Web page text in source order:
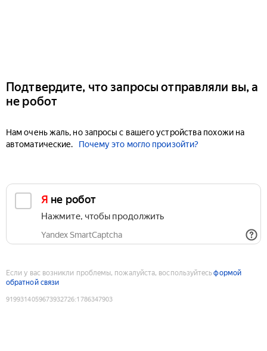
Подтвердите, что запросы отправляли вы, а
не робот
Нам очень жаль, но запросы с вашего устройства похожи на
автоматические.
Почему это могло произойти?
Я не робот
Нажмите, чтобы продолжить
Yandex SmartCaptcha
Если у вас возникли проблемы, пожалуйста, воспользуйтесьформой
обратной связи
9199314059673932726:1786347903